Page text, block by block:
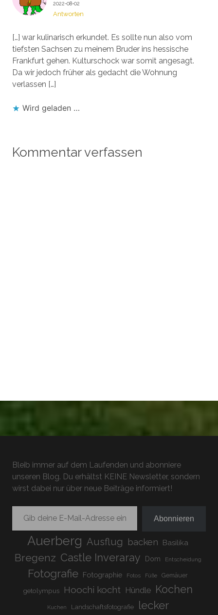
2022-08-02
Antworten
[…] war kulinarisch erkundet. Es sollte nun also vom
tiefsten Sachsen zu meinem Bruder ins hessische
Frankfurt gehen. Kulturschock war somit angesagt.
Da wir jedoch früher als gedacht die Wohnung
verlassen […]
Wird geladen …
Kommentar verfassen
Bleib immer auf dem Laufenden und abonniere
unseren Blog. Du erhältst KEINE Newsletter, sondern
wirst dabei nur über neue Beiträge informiert!
Gib deine E-Mail-Adresse ein ...
Abonnieren
Auerberg Ausflug backen Basilika
Bregenz Castle Inveraray Dom Entscheidung
Fotografie Fotographie Fotos Füße Gemäuer
getolympus Hoochi kocht Hündle Kochen
Kuchen Landschaftsfotografie lecker